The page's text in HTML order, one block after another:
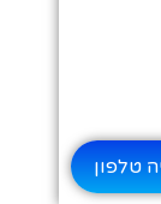
טלפון